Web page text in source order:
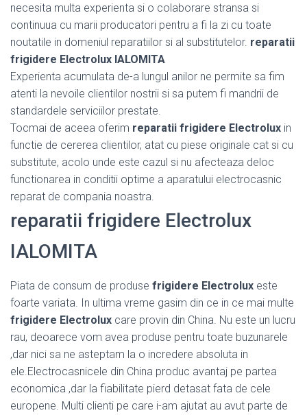
necesita multa experienta si o colaborare stransa si
continuua cu marii producatori pentru a fi la zi cu toate
noutatile in domeniul reparatiilor si al substitutelor. reparatii
frigidere Electrolux IALOMITA
Experienta acumulata de-a lungul anilor ne permite sa fim
atenti la nevoile clientilor nostrii si sa putem fi mandrii de
standardele serviciilor prestate.
Tocmai de aceea oferim reparatii frigidere Electrolux in
functie de cererea clientilor, atat cu piese originale cat si cu
substitute, acolo unde este cazul si nu afecteaza deloc
functionarea in conditii optime a aparatului electrocasnic
reparat de compania noastra.
reparatii frigidere Electrolux
IALOMITA
Piata de consum de produse frigidere Electrolux este
foarte variata. In ultima vreme gasim din ce in ce mai multe
frigidere Electrolux care provin din China. Nu este un lucru
rau, deoarece vom avea produse pentru toate buzunarele
,dar nici sa ne asteptam la o incredere absoluta in
ele.Electrocasnicele din China produc avantaj pe partea
economica ,dar la fiabilitate pierd detasat fata de cele
europene. Multi clienti pe care i-am ajutat au avut parte de